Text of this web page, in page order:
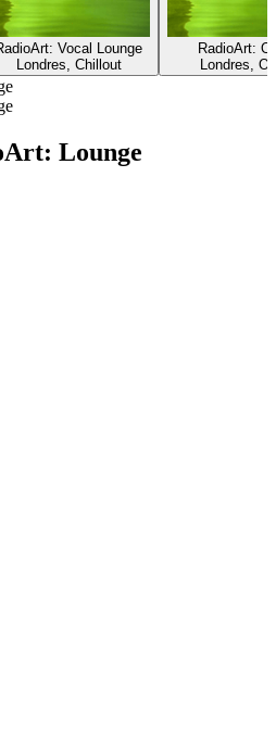
Vocal Lounge
Londres, Chillout
RadioArt:
Londres,
Lounge